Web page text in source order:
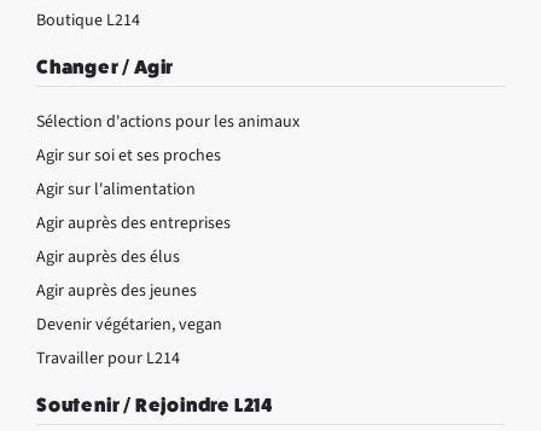
Boutique L214
Changer / Agir
Sélection d'actions pour les animaux
Agir sur soi et ses proches
Agir sur l'alimentation
Agir auprès des entreprises
Agir auprès des élus
Agir auprès des jeunes
Devenir végétarien, vegan
Travailler pour L214
Soutenir / Rejoindre L214